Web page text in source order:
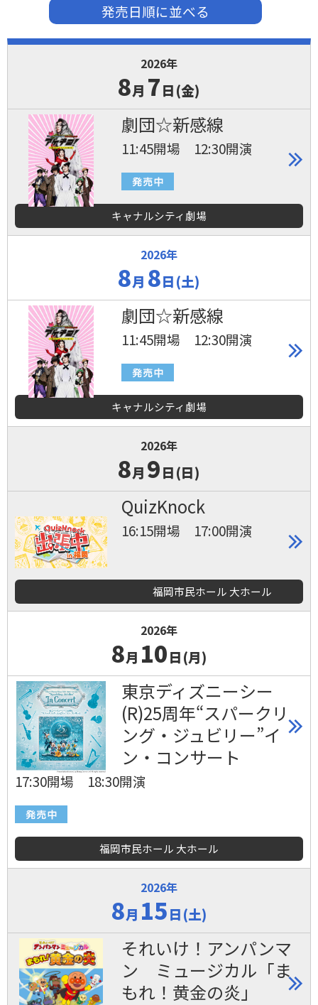
発売日順に並べる
2026年
8月 7日(金)
劇団☆新感線
11:45開場 12:30開演
キャナルシティ劇場
2026年
8月 8日(土)
劇団☆新感線
11:45開場 12:30開演
キャナルシティ劇場
2026年
8月 9日(日)
QuizKnock
16:15開場 17:00開演
福岡市民ホール 大ホール
2026年
8月 10日(月)
東京ディズニーシー
(R)25周年“スパークリ
ング・ジュビリー”イ
ン・コンサート
17:30開場 18:30開演
福岡市民ホール 大ホール
2026年
8月 15日(土)
それいけ！アンパンマ
ン ミュージカル「ま
もれ！黄金の炎」